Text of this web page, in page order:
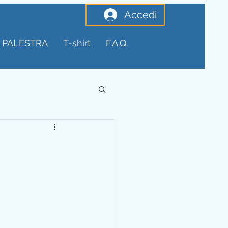
Accedi
PALESTRA T-shirt F.A.Q.